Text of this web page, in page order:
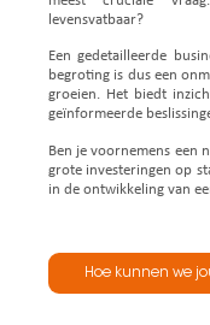
levensvatbaar?
Een gedetailleerde
begroting is dus een
groeien. Het biedt
geïnformeerde
Ben je voornemens een
grote investeringen op
in de ontwikkeling van
Hoe kunnen we